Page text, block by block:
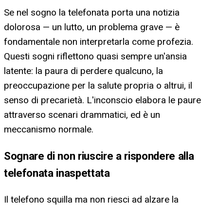
Se nel sogno la telefonata porta una notizia
dolorosa — un lutto, un problema grave — è
fondamentale non interpretarla come profezia.
Questi sogni riflettono quasi sempre un'ansia
latente: la paura di perdere qualcuno, la
preoccupazione per la salute propria o altrui, il
senso di precarietà. L'inconscio elabora le paure
attraverso scenari drammatici, ed è un
meccanismo normale.
Sognare di non riuscire a rispondere alla
telefonata inaspettata
Il telefono squilla ma non riesci ad alzare la